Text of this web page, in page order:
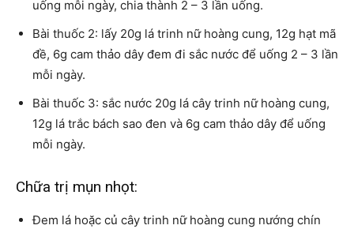
uống mỗi ngày, chia thành 2 – 3 lần uống.
Bài thuốc 2: lấy 20g lá trinh nữ hoàng cung, 12g hạt mã
đề, 6g cam thảo dây đem đi sắc nước để uống 2 – 3 lần
mỗi ngày.
Bài thuốc 3: sắc nước 20g lá cây trinh nữ hoàng cung,
12g lá trắc bách sao đen và 6g cam thảo dây để uống
mỗi ngày.
Chữa trị mụn nhọt:
Đem lá hoặc củ cây trinh nữ hoàng cung nướng chín